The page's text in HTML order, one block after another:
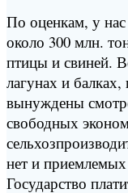
По оценкам, у нас
около 300 млн.
птицы и свиней.
лагунах и
вынуждены
свободных
нет и приемлемых
Государство